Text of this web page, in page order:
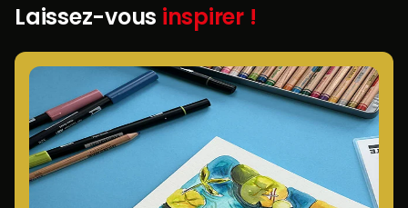
Laissez-vous inspirer !